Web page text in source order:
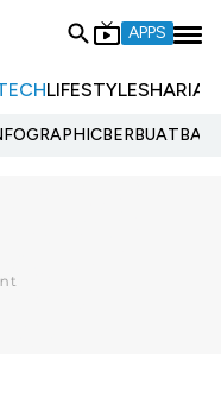
APPS
LIFESTYLESHARIA